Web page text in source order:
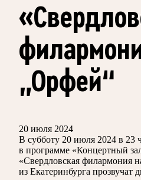
„Орфей“
20 июля 2024
В субботу 20 июля 2024 в 23
в программе «Концертный
«Свердловская филармония
из Екатеринбурга